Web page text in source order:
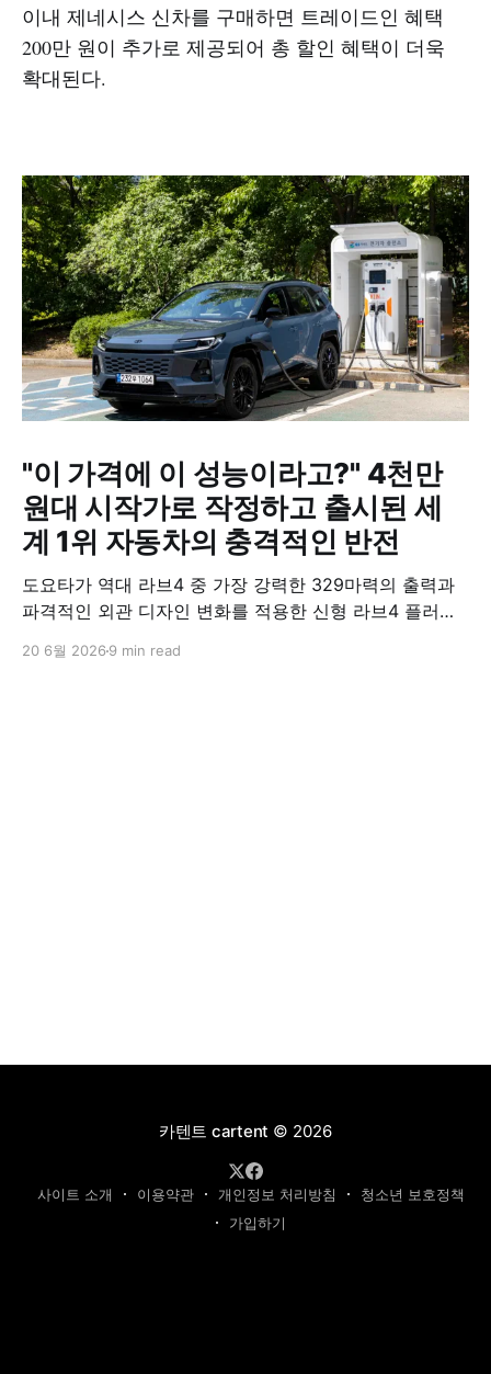
이내 제네시스 신차를 구매하면 트레이드인 혜택
200만 원이 추가로 제공되어 총 할인 혜택이 더욱
확대된다.​
"이 가격에 이 성능이라고?" 4천만
원대 시작가로 작정하고 출시된 세
계 1위 자동차의 충격적인 반전
도요타가 역대 라브4 중 가장 강력한 329마력의 출력과
파격적인 외관 디자인 변화를 적용한 신형 라브4 플러그
충전이 가능하고 전기 모드로만 70km 이상 주행할 수 있
20 6월 2026 9 min read
카텐트 cartent © 2026
사이트 소개 이용약관 개인정보 처리방침
청소년 보호정책
가입하기